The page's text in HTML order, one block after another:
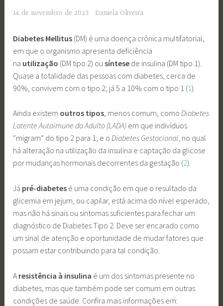
14 de novembro de 2023 Daniela Oliveira
Diabetes Mellitus (DM) é uma doença crônica multifatorial,
em que o organismo apresenta deficiência
na utilização (DM tipo 2) ou síntese de insulina (DM tipo 1).
Quase a totalidade das pessoas com diabetes, cerca de
90%, convivem com o tipo 2; já 5 a 10% com o tipo 1 (1).
Ainda existem outros tipos, menos comum, comoDiabetes
Latente Autoimune do Adulto (LADA) em que indivíduos
“migram” do tipo 2 para 1; e oDiabetes Gestacional, no qual
há alteração na utilização da insulina e captação da glicose
por mudanças hormonais decorrentes da gestação (2).
Já pré-diabetes é uma condição em que o resultado da
glicemia em jejum, ou capilar, está acima do nível esperado,
mas não há sinais ou sintomas suficientes para fechar um
diagnóstico de Diabetes Tipo 2. Deve ser encarado como
um sinal de atenção e oportunidade de mudar fatores que
possam estar contribuindo para tal condição.
A resistência à insulina é um dos sintomas presente no
diabetes, mas que também pode ser comum em outras
condições de saúde. Confira mais informações em: